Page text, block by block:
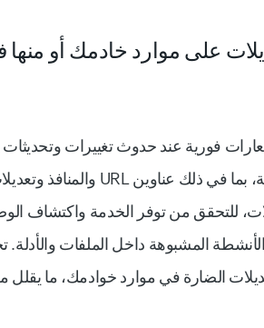
على موارد خادمك أو
فورية عند حدوث تغييرات وتحديثات
للتحقق من توفر الخدمة واكتشاف
الأنشطة المشبوهة داخل الملفات والأدلة.
الضارة في موارد خوادمك، ما يقلل